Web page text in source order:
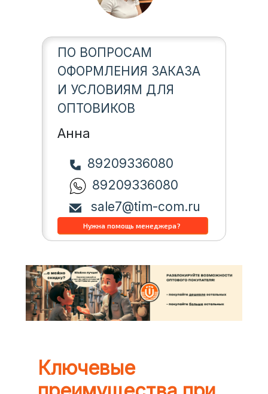
ПО ВОПРОСАМ
ОФОРМЛЕНИЯ ЗАКАЗА
И УСЛОВИЯМ ДЛЯ
ОПТОВИКОВ
Анна
89209336080
89209336080
sale7@tim-com.ru
Ключевые